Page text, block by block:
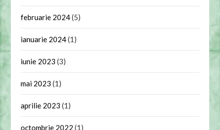
februarie 2024(5)
ianuarie 2024(1)
iunie 2023 (3)
mai 2023 (1)
aprilie 2023 (1)
octombrie 2022 (1)